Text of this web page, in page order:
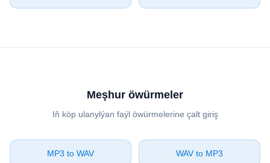
Meşhur öwürmeler
Iň köp ulanylýan faýl öwürmelerine çalt giriş
⁦MP3⁩ to ⁦WAV⁩ ⁦WAV⁩ to ⁦MP3⁩